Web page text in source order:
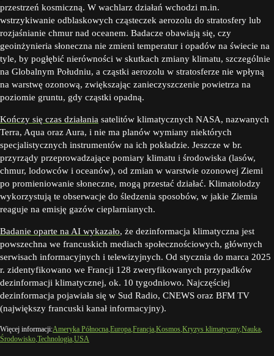
przestrzeń kosmiczną. W wachlarz działań wchodzi m.in.
wstrzykiwanie odblaskowych cząsteczek aerozolu do stratosfery lub
rozjaśnianie chmur nad oceanem. Badacze obawiają się, czy
geoinżynieria słoneczna nie zmieni temperatur i opadów na świecie na
tyle, by pogłębić nierówności w skutkach zmiany klimatu, szczególnie
na Globalnym Południu, a cząstki aerozolu w stratosferze nie wpłyną
na warstwę ozonową, zwiększając zanieczyszczenie powietrza na
poziomie gruntu, gdy cząstki opadną.
Kończy się czas działania satelitów klimatycznych NASA, nazwanych
Terra, Aqua oraz Aura, i nie ma planów wymiany niektórych
specjalistycznych instrumentów na ich pokładzie. Jeszcze w br.
przyrządy przeprowadzające pomiary klimatu i środowiska (lasów,
chmur, lodowców i oceanów), od zmian w warstwie ozonowej Ziemi
po promieniowanie słoneczne, mogą przestać działać. Klimatolodzy
wykorzystują te obserwacje do śledzenia sposobów, w jakie Ziemia
reaguje na emisję gazów cieplarnianych.
Badanie oparte na AI wykazało, że dezinformacja klimatyczna jest
powszechna we francuskich mediach społecznościowych, głównych
serwisach informacyjnych i telewizyjnych. Od stycznia do marca 2025
r. zidentyfikowano we Francji 128 zweryfikowanych przypadków
dezinformacji klimatycznej, ok. 10 tygodniowo. Najczęściej
dezinformacja pojawiała się w Sud Radio, CNEWS oraz BFM TV
(największy francuski kanał informacyjny).
Więcej informacji:Ameryka Północna Europa Francja Kosmos Kryzys klimatyczny Nauka
Środowisko Technologia USA